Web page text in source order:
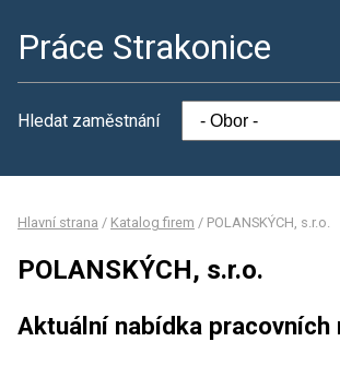
Práce Strakonice
Hledat zaměstnání
Hlavní strana / Katalog firem / POLANSKÝCH, s.r.o.
POLANSKÝCH, s.r.o.
Aktuální nabídka pracovních